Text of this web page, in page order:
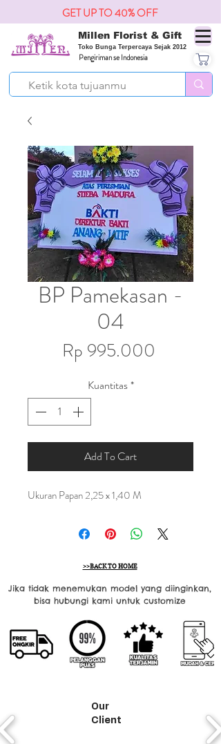
Millen Florist & Gift
Toko Bunga Terpercaya Sejak 2012
Pengiriman se Indonesia
GET UP TO 40% OFF
BP Pamekasan -
04
Rp 995.000
Kuantitas*
Add To Cart
Ukuran Papan 2,25 x 1,40 M
>>BACK TO HOME
Jika tidak menemukan model yang diinginkan,
bisa hubungi kami untuk customize
Our
Client